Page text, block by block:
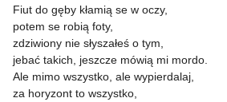
Fiut do gęby kłamią se w oczy,
potem se robią foty,
zdziwiony nie słyszałeś o tym,
jebać takich, jeszcze mówią mi mordo.
Ale mimo wszystko, ale wypierdalaj,
za horyzont to wszystko,